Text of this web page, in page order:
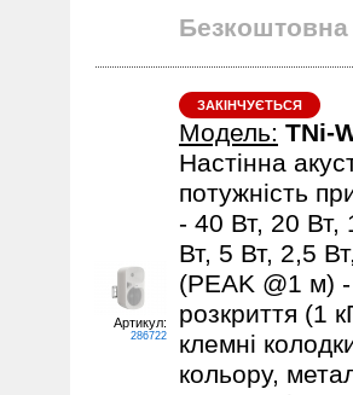
Безкоштовна
Артикул:
286722
ЗАКІНЧУЄТЬСЯ
Модель: TNi-
Настінна
потужність
- 40 Вт, 20 Вт,
Вт, 5 Вт, 2,5
(PEAK @1 м)
розкриття (1
клемні
кольору,